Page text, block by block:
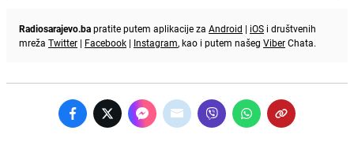
Radiosarajevo.bapratite putem aplikacije za Android | iOS i društvenih
mreža Twitter | Facebook | Instagram, kao i putem našeg ViberChata.